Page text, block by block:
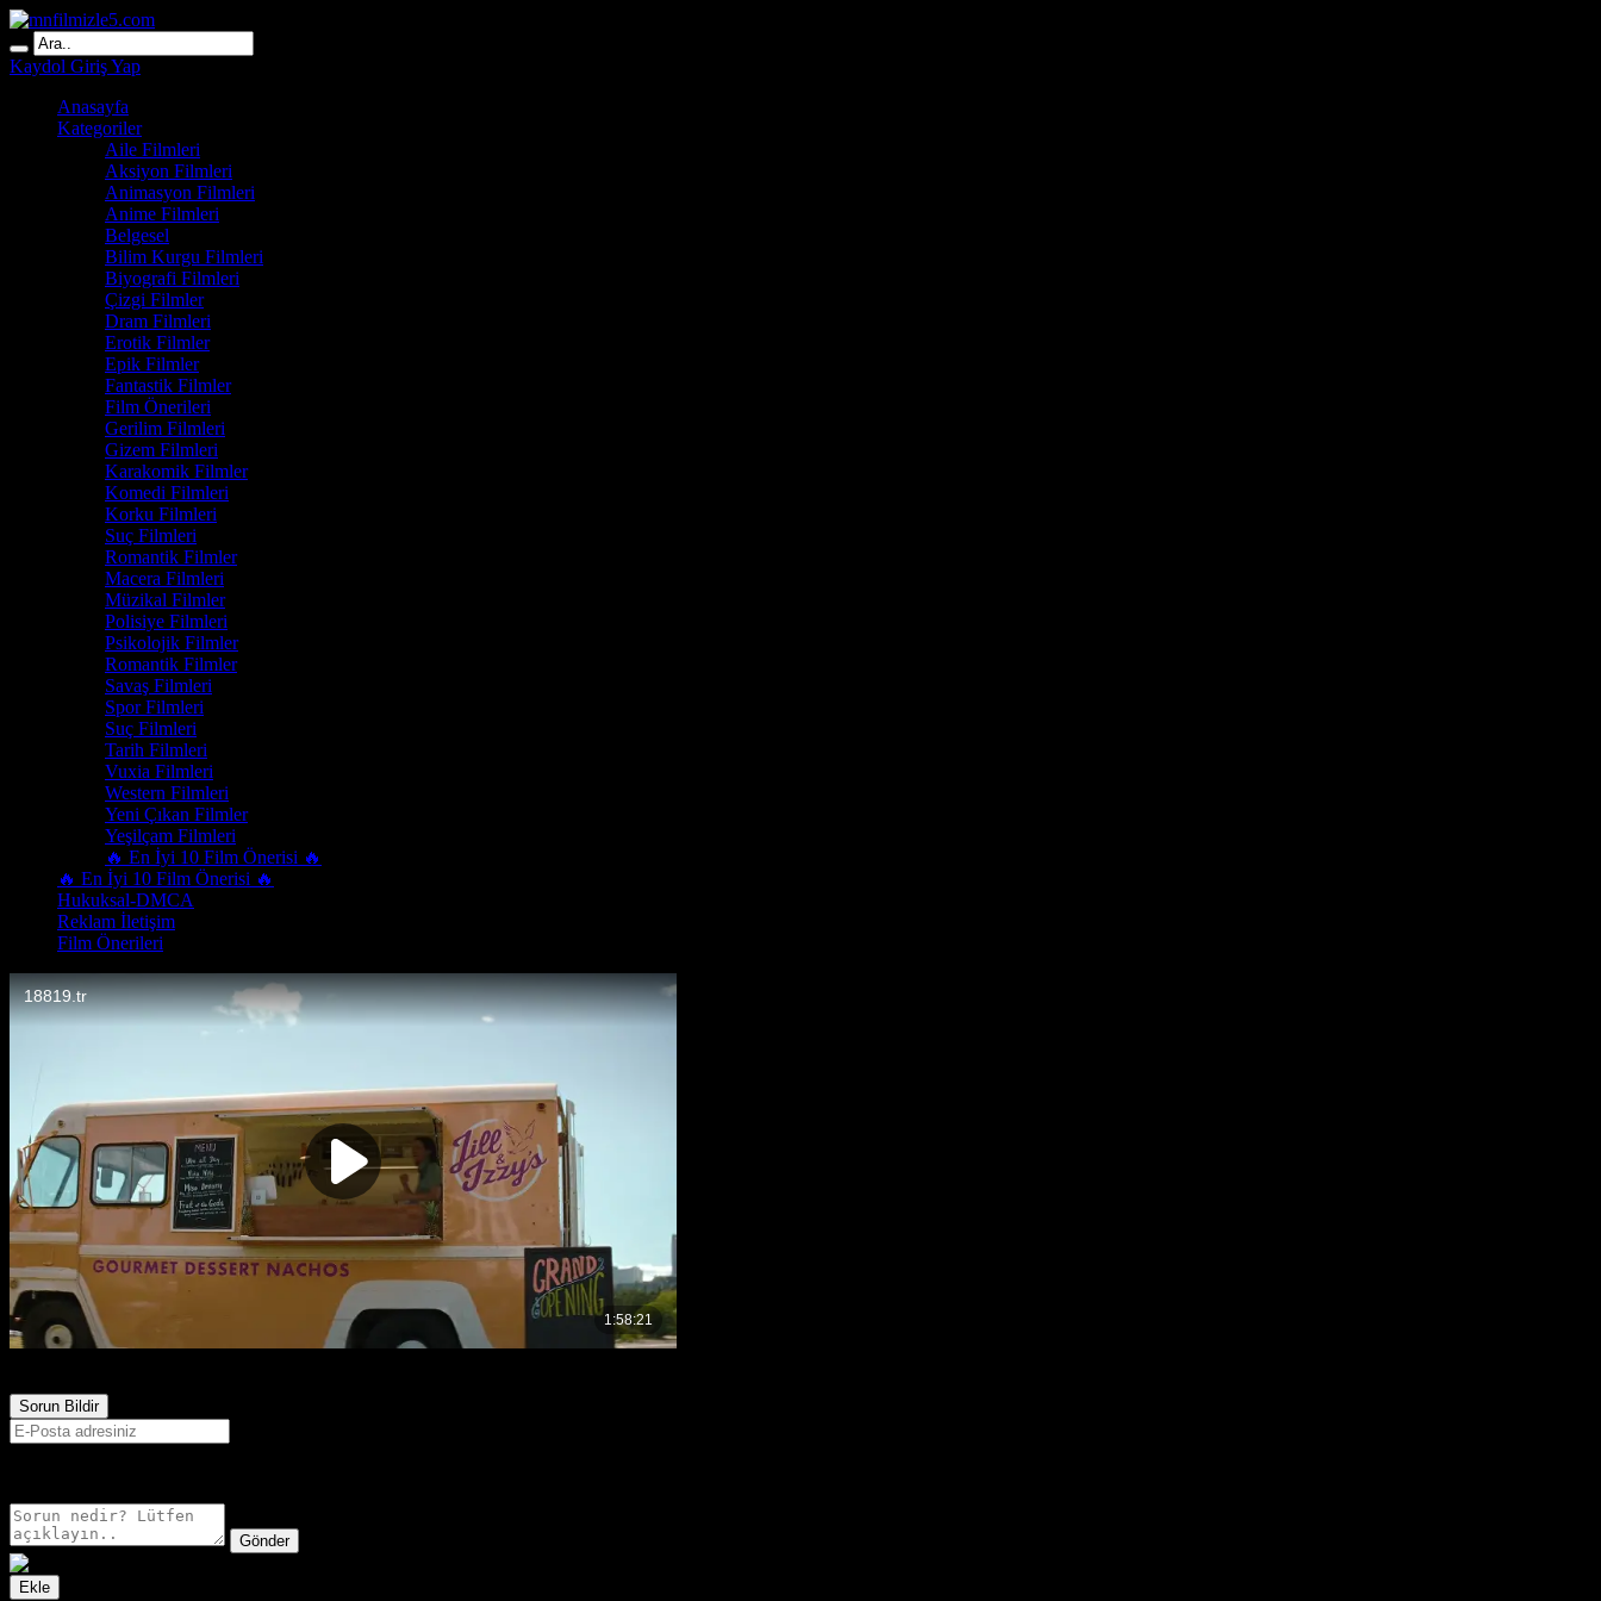
Kaydol Giriş Yap
Anasayfa
Kategoriler
Aile Filmleri
Aksiyon Filmleri
Animasyon Filmleri
Anime Filmleri
Belgesel
Bilim Kurgu Filmleri
Biyografi Filmleri
Çizgi Filmler
Dram Filmleri
Erotik Filmler
Epik Filmler
Fantastik Filmler
Film Önerileri
Gerilim Filmleri
Gizem Filmleri
Karakomik Filmler
Komedi Filmleri
Korku Filmleri
Suç Filmleri
Romantik Filmler
Macera Filmleri
Müzikal Filmler
Polisiye Filmleri
Psikolojik Filmler
Romantik Filmler
Savaş Filmleri
Spor Filmleri
Suç Filmleri
Tarih Filmleri
Vuxia Filmleri
Western Filmleri
Yeni Çıkan Filmler
Yeşilçam Filmleri
🔥 En İyi 10 Film Önerisi 🔥
🔥 En İyi 10 Film Önerisi 🔥
Hukuksal-DMCA
Reklam İletişim
Film Önerileri
Sorun Bildir
Gönder
Ekle